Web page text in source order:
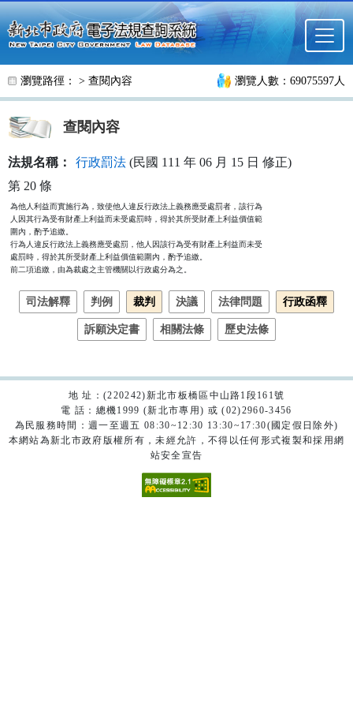
跳至主要內容
瀏覽路徑： > 查閱內容 瀏覽人數：69075597人
查閱內容
法規名稱： 行政罰法 (民國 111 年 06 月 15 日 修正)
第 20 條
為他人利益而實施行為，致使他人違反行政法上義務應受處罰者，該行為
人因其行為受有財產上利益而未受處罰時，得於其所受財產上利益價值範
圍內，酌予追繳。
行為人違反行政法上義務應受處罰，他人因該行為受有財產上利益而未受
處罰時，得於其所受財產上利益價值範圍內，酌予追繳。
前二項追繳，由為裁處之主管機關以行政處分為之。
司法解釋 判例 裁判 決議 法律問題 行政函釋
訴願決定書 相關法條 歷史法條
地 址：(220242)新北市板橋區中山路1段161號
電 話：總機1999 (新北市專用) 或 (02)2960-3456
為民服務時間：週一至週五 08:30~12:30 13:30~17:30(國定假日除外)
本網站為新北市政府版權所有，未經允許，不得以任何形式複製和採用網
站安全宣告